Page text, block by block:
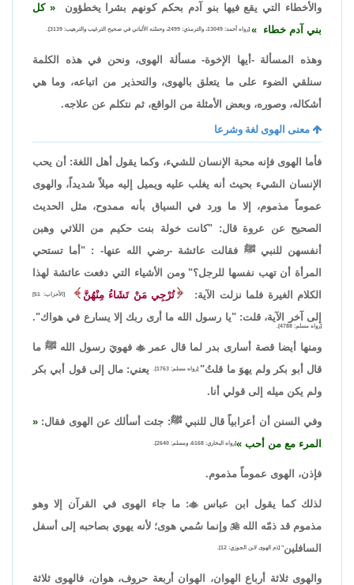
والأخطاء التي يقع فيها بنو آدم بحكم كونهم بشرا يخطؤون
كل
بني آدم خطاء
[رواه أحمد: 13049، والترمذي: 2499، وحسّنه الألباني في صحيح الترغيب والترهيب: 3139].
وهذه المسألة -أيها الإخوة- مسألة الهوى، ونحن في هذه الكلمة
سنلقي الضوء على ما يتعلق بالهوى، والتحذير من اتباعه، وما هي
أشكاله، وصوره، وبعض الأمثلة من الواقع، ثم نتكلم عن علاجه.
معنى الهوى لغة وشرعا
فأما الهوى فإنه محبة الإنسان للشيء، وكما يقول أهل اللغة: أن يحب
الإنسان الشيء بحيث أنه يغلب عليه ويميل إليه ميلاً شديداً، والهوى
عموماً مذموم، إلا ما ورد في السياق بأنه ممدوح، مثل الحديث
الصحيح عن عروة قال: "كانت خولة بنت حكيم من اللائي وهبن
أنفسهن للنبي ﷺ فقالت عائشة -رضي الله عنها- : "أما تستحي
المرأة أن تهب نفسها للرجل؟" ومن الأشياء التي دفعت عائشة لهذا
الكلام الغيرة فلما نزلت الآية:
تُرْجِي مَنْ تَشَاءُ مِنْهُنَّ [الأحزاب: 51]
إلى آخر الآية، قلت: "يا رسول الله ما أرى ربك إلا يسارع في هواك".
[رواه مسلم: 4788].
ومنها أيضا قصة أسارى بدر لما قال عمر فهويَ رسول الله ﷺ ما
قال أبو بكر ولم يهوَ ما قلتُ" [رواه مسلم: 1763].
يعني: مال إلى قول أبي بكر
ولم يكن ميله إلى قولي أنا.
وفي السنن أن أعرابياً قال للنبي ﷺ: جئت أسألك عن الهوى فقال:
المرء مع من أحب
[رواه البخاري: 6168، ومسلم: 2640].
فإذن، الهوى عموماً مذموم.
لذلك كما يقول ابن عباس: ما جاء الهوى في القرآن إلا وهو
مذموم قد ذمّه الله وإنما سُمي هوى؛ لأنه يهوي بصاحبه إلى أسفل
السافلين" [ذم الهوى لابن الجوزي: 12].
والهوى ثلاثة أرباع الهوان، الهوان أربعة حروف، هوان، فالهوى ثلاثة